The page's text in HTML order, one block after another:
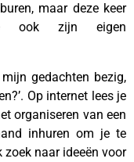
maar deze keer
ook zijn eigen
gedachten bezig,
Op internet lees je
organiseren van een
inhuren om je te
naar ideeën voor